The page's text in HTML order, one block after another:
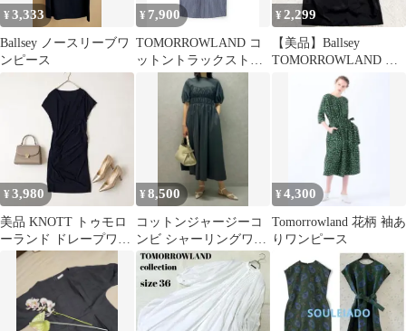
¥3,333
Ballsey ノースリーブワ
ンピース
¥ 7,900
TOMORROWLAND コ
ットントラックストラ
イプ シャツワンピース
¥2,299
【美品】Ballsey
TOMORROWLAND サ
テンワンピース ブラッ
¥3,980
美品 KNOTT トゥモロ
ーランド ドレープワン
ピース 紺 1
¥8,500
コットンジャージーコ
ンビ シャーリングワン
ピース
¥4,300
Tomorrowland 花柄 袖あ
りワンピース